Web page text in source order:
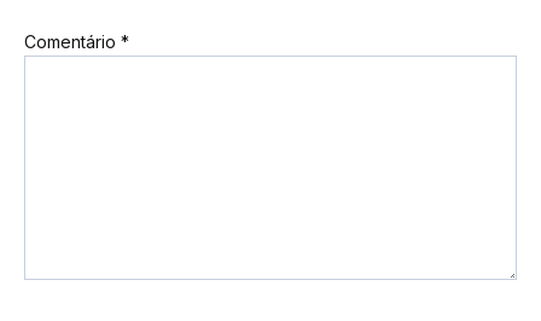
Comentário *